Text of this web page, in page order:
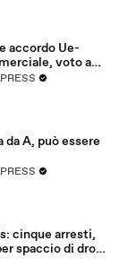
accordo Ue-
voto a
da A, può essere
cinque arresti,
spaccio di droga